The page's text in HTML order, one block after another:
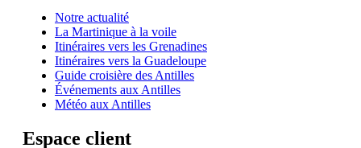
Notre actualité
La Martinique à la voile
Itinéraires vers les Grenadines
Itinéraires vers la Guadeloupe
Guide croisière des Antilles
Événements aux Antilles
Météo aux Antilles
Espace client